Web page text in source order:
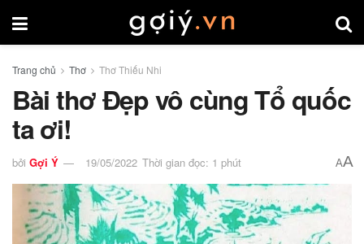
Trang chủ Thơ Thơ Thiếu Nhi
Bài thơ Đẹp vô cùng Tổ quốc
ta ơi!
bởi Gợi Ý 19/05/2022 Thời gian đọc: 1 phút AA